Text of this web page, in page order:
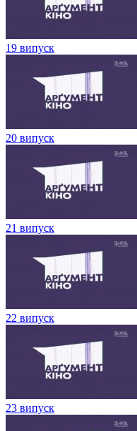
19 випуск
20 випуск
21 випуск
22 випуск
23 випуск